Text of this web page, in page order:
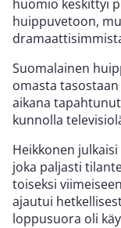
huomio keskittyi
huippuvetoon,
Suomalainen
omasta
aikana
kunnolla
Heikkonen
joka paljasti
toiseksi
ajautui
loppusuora oli